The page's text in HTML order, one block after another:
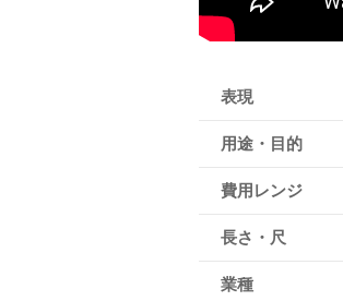
表現
用途・目的
費用レンジ
長さ・尺
業種